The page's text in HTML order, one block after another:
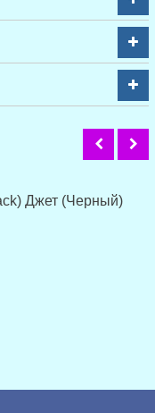
Джет (Черный)